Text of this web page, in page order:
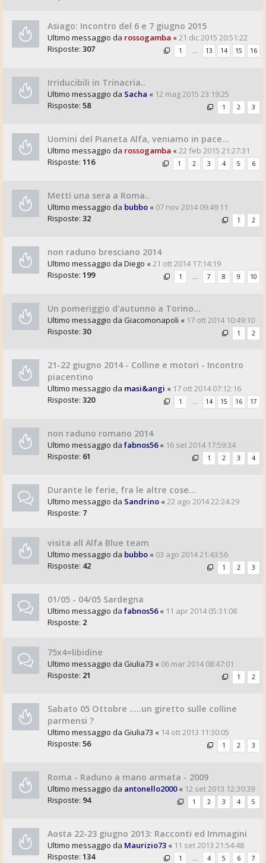
Asiago: Incontro del 6 e 7 giugno 2015
Ultimo messaggio da rossogamba «21 dic 2015 20:51:22
Risposte: 307 1 … 13 14 15 16
Irriducibili in Trinacria..
Ultimo messaggio da Sacha « 12 mag 2015 23:19:25
Risposte: 58 1 2 3
Uomini del Pianeta Alfa, veniamo in pace...
Ultimo messaggio da rossogamba «22 feb 2015 21:27:31
Risposte: 116 1 2 3 4 5 6
Metti una sera a Roma..
Ultimo messaggio da bubbo « 07 nov 2014 09:49:11
Risposte: 32 1 2
non raduno bresciano 2014
Ultimo messaggio da Diego «21 ott 2014 17:14:19
Risposte: 199 1 … 7 8 9 10
Un pomeriggio d'autunno a Torino...
Ultimo messaggio da Giacomonapoli « 17 ott 2014 10:49:10
Risposte: 30 1 2
21-22 giugno 2014 - Colline e motori - Incontro
piacentino
Ultimo messaggio da masi&angi « 17 ott 2014 07:12:16
Risposte: 320 1 … 14 15 16 17
non raduno romano 2014
Ultimo messaggio da fabnos56« 16 set 2014 17:59:34
Risposte: 61 1 2 3 4
Durante le ferie, fra le altre cose...
Ultimo messaggio da Sandrino «22 ago 2014 22:24:29
Risposte: 7
visita all Alfa Blue team
Ultimo messaggio da bubbo « 03 ago 2014 21:43:56
Risposte: 42 1 2 3
01/05 - 04/05 Sardegna
Ultimo messaggio da fabnos56« 11 apr 2014 05:31:08
Risposte: 2
75x4=libidine
Ultimo messaggio da Giulia73 « 06 mar 2014 08:47:01
Risposte: 21 1 2
Sabato 05 Ottobre .....un giretto sulle colline
parmensi ?
Ultimo messaggio da Giulia73 « 14 ott 2013 11:30:05
Risposte: 56 1 2 3
Roma - Raduno a mano armata - 2009
Ultimo messaggio da antonello2000« 12 set 2013 12:30:39
Risposte: 94 1 2 3 4 5
Aosta 22-23 giugno 2013: Racconti ed Immagini
Ultimo messaggio da Maurizio73 « 11 set 2013 21:54:48
Risposte: 134 1 … 4 5 6 7